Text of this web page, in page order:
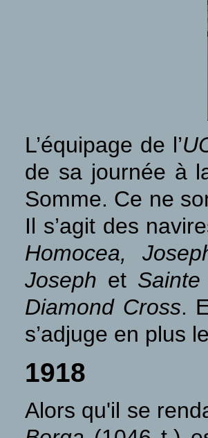
L’équipage de l’
de sa journée à
Somme. Ce ne
Il s’agit des
Homocea,
Joseph et
Diamond Cross.
s’adjuge en plus
1918
Alors qu'il se